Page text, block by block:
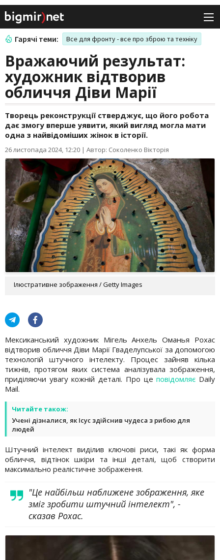
Гарячі теми: Все для фронту - все про зброю та техніку
Вражаючий результат:
художник відтворив
обличчя Діви Марії
Творець реконструкції стверджує, що його робота
дає змогу вперше уявити, який вигляд могла мати
одна з найвідоміших жінок в історії.
26 листопада 2024, 12:20 | Автор: Соколенко Вікторія
Ілюстративне зображення / Getty Images
Мексиканський художник Мігель Анхель Оманья Рохас
відтворив обличчя Діви Марії Гваделупської за допомогою
технологій штучного інтелекту. Процес зайняв кілька
тижнів, протягом яких система аналізувала зображення,
приділяючи увагу кожній деталі. Про цеповідомляє Daily
Mail.
Читайте також:
Учені дізналися, як Ісус здійснив чудеса з рибою для
людей
Штучний інтелект виділив ключові риси, такі як форма
обличчя, відтінок шкіри та інші деталі, щоб створити
максимально реалістичне зображення.
"Це найбільш наближене зображення, яке
зміг зробити штучний інтелект", -
сказав Рохас.